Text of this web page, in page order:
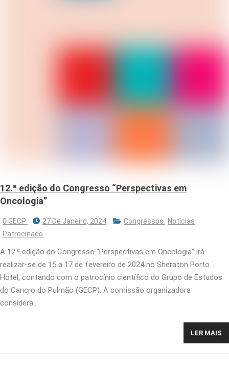
12.ª edição do Congresso “Perspectivas em
Oncologia”
0 GECP 27 De Janeiro, 2024 Congressos
Notícias
Patrocinado
A 12.ª edição do Congresso “Perspectivas em Oncologia” irá
realizar-se de 15 a 17 de fevereiro de 2024 no Sheraton Porto
Hotel, contando com o patrocínio científico do Grupo de Estudos
do Cancro do Pulmão (GECP). A comissão organizadora
considera…
LER MAIS